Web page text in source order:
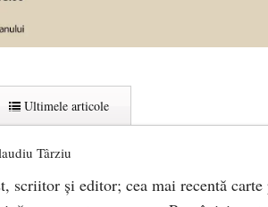
Ultimele articole
Târziu
scriitor şi editor; cea mai recentă